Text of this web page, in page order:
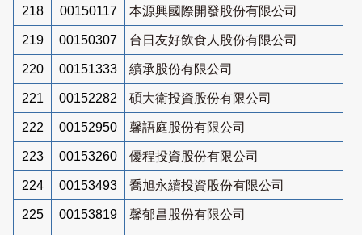
218 00150117 本源興國際開發股份有限公司
219 00150307 台日友好飲食人股份有限公司
220 00151333 續承股份有限公司
221 00152282 碩大衛投資股份有限公司
222 00152950 馨語庭股份有限公司
223 00153260 優程投資股份有限公司
224 00153493 喬旭永續投資股份有限公司
225 00153819 馨郁昌股份有限公司